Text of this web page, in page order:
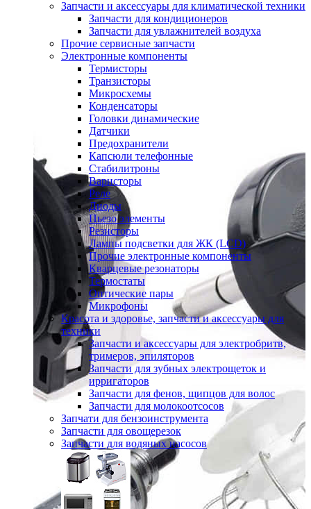
Запчасти и аксессуары для климатической техники
Запчасти для кондиционеров
Запчасти для увлажнителей воздуха
Прочие сервисные запчасти
Электронные компоненты
Термисторы
Транзисторы
Микросхемы
Конденсаторы
Головки динамические
Датчики
Предохранители
Капсюли телефонные
Стабилитроны
Варисторы
Реле
Диоды
Пьезо элементы
Резисторы
Лампы подсветки для ЖК (LCD)
Прочие электронные компоненты
Кварцевые резонаторы
Термостаты
Оптические пары
Микрофоны
Красота и здоровье, запчасти и аксессуары для
техники
Запчасти и аксессуары для электробритв,
тримеров, эпиляторов
Запчасти для зубных электрощеток и
ирригаторов
Запчасти для фенов, щипцов для волос
Запчасти для молокоотсосов
Запчати для бензоинструмента
Запчасти для овощерезок
Запчасти для водяных насосов